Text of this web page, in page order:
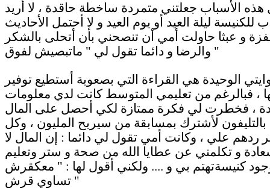
هذه الأسباب جعلتني متمردة ساخطة حاقدة ، لا أريد
للكنيسة ليلة العيد أو يوم العيد و لا أحتمل الأحاديث
و عبثا حاولت أمي أن تنصحني بأن أتحلى بالشكر
والرضا و دائما تقول لي " ماتبصيش لفوق "
الوحيدة هي القراءة التي بصعوبة أستطيع توفير
، فبالرغم من تعليمي المتوسط كانت لدي معلومات
، فخطرت لي فكرة ممتازة لكي أحصل على المال
لأشترك بمسابقة من سيربح المليون ، وكل
ردهم علي ، وكانت أمي تقول لي دائما : إن المال لا
و تكلمني عن عطايا الله من صحة و ستر وتعليم
كنيسةتهتم بي و .... ولكني أقول لها : " معكقرش
تساوي قرش "